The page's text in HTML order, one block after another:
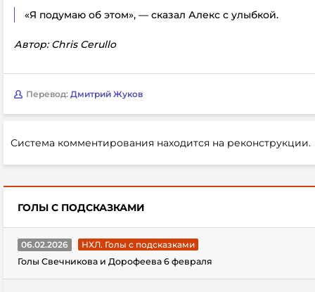
«Я подумаю об этом», — сказал Алекс с улыбкой.
Автор: Chris Cerullo
Перевод: Дмитрий Жуков
Система комментирования находится на реконструкции.
ГОЛЫ С ПОДСКАЗКАМИ
06.02.2026
НХЛ. Голы с подсказками
Голы Свечникова и Дорофеева 6 февраля